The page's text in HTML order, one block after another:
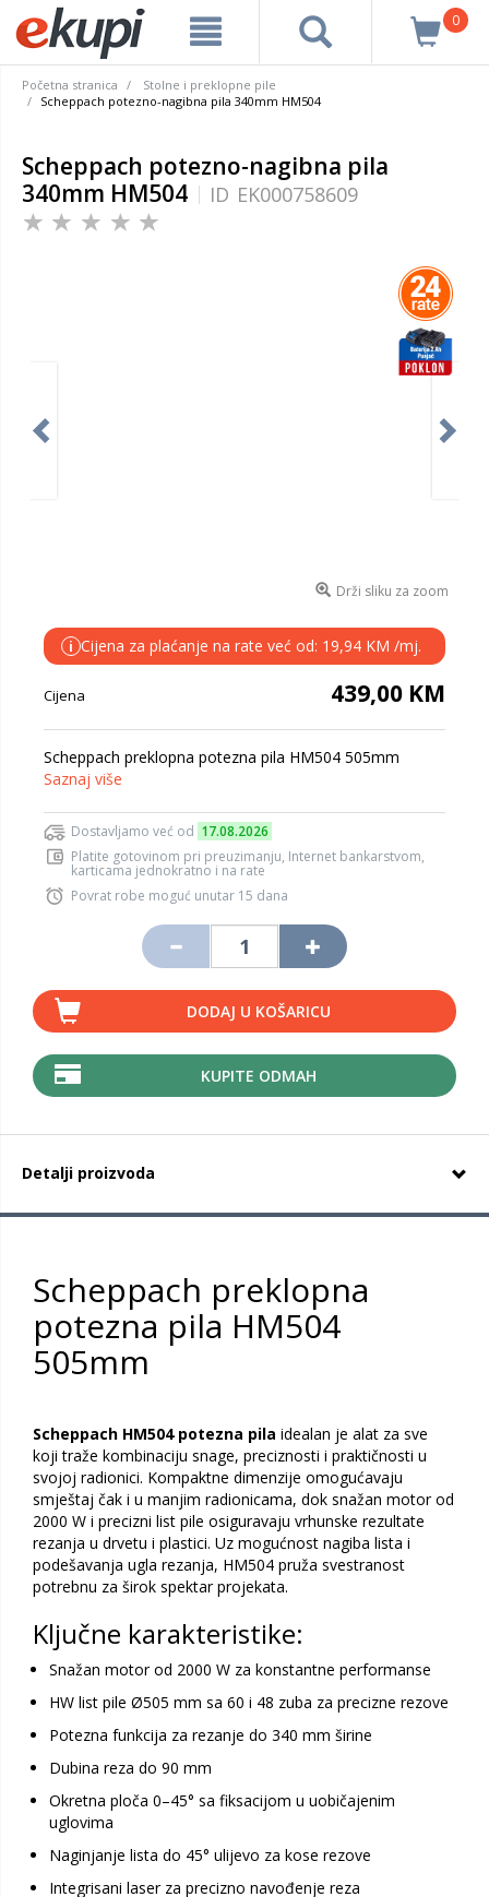
0
Početna stranica
Stolne i preklopne pile
Scheppach potezno-nagibna pila 340mm HM504
Scheppach potezno-nagibna pila
340mm HM504
ID EK000758609
Drži sliku za zoom
i Cijena za plaćanje na rate već od: 19,94 KM /mj.
Cijena 439,00 KM
Scheppach preklopna potezna pila HM504 505mm
Saznaj više
Dostavljamo već od 17.08.2026
Platite gotovinom pri preuzimanju, Internet bankarstvom,
karticama jednokratno i na rate
Povrat robe moguć unutar 15 dana
DODAJ U KOŠARICU
KUPITE ODMAH
Detalji proizvoda
Scheppach preklopna
potezna pila HM504
505mm
Scheppach HM504 potezna pila idealan je alat za sve
koji traže kombinaciju snage, preciznosti i praktičnosti u
svojoj radionici. Kompaktne dimenzije omogućavaju
smještaj čak i u manjim radionicama, dok snažan motor od
2000 W i precizni list pile osiguravaju vrhunske rezultate
rezanja u drvetu i plastici. Uz mogućnost nagiba lista i
podešavanja ugla rezanja, HM504 pruža svestranost
potrebnu za širok spektar projekata.
Ključne karakteristike:
Snažan motor od 2000 W za konstantne performanse
HW list pile Ø505 mm sa 60 i 48 zuba za precizne rezove
Potezna funkcija za rezanje do 340 mm širine
Dubina reza do 90 mm
Okretna ploča 0–45° sa fiksacijom u uobičajenim
uglovima
Naginjanje lista do 45° ulijevo za kose rezove
Integrisani laser za precizno navođenje reza